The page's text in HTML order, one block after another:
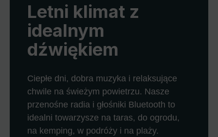
Letni klimat z
idealnym
dźwiękiem
Ciepłe dni, dobra muzyka i relaksujące
chwile na świeżym powietrzu. Nasze
przenośne radia i głośniki Bluetooth to
idealni towarzysze na taras, do ogrodu,
na kemping, w podróży i na plaży.